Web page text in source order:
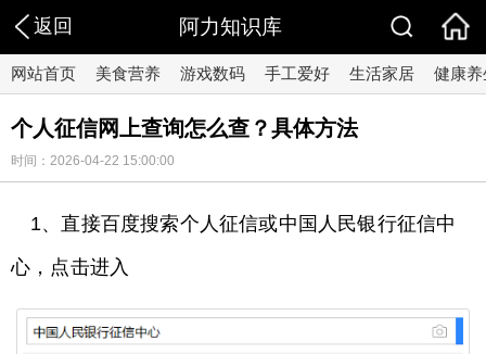
返回 阿力知识库
网站首页 美食营养 游戏数码 手工爱好 生活家居 健康养
个人征信网上查询怎么查？具体方法
时间：2026-04-22 15:00:00
1、直接百度搜索个人征信或中国人民银行征信中
心，点击进入